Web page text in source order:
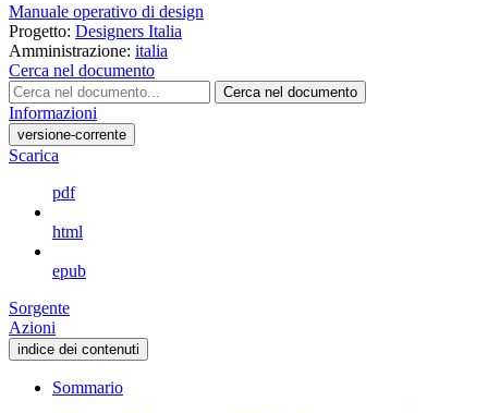
Manuale operativo di design
Progetto: Designers Italia
Amministrazione: italia
Cerca nel documento
Cerca nel documento
Informazioni
versione-corrente
Scarica
pdf
html
epub
Sorgente
Azioni
indice dei contenuti
Sommario